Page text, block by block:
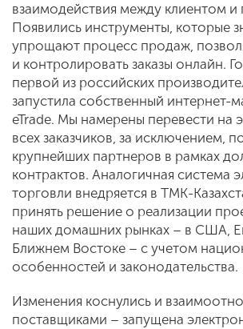
взаимодействия между клиентом
Появились инструменты, которые
упрощают процесс продаж,
и контролировать заказы онлайн.
первой из российских
запустила собственный интернет-
eTrade. Мы намерены перевести на
всех заказчиков, за исключением,
крупнейших партнеров в рамках
контрактов. Аналогичная система
торговли внедряется в ТМК-
принять решение о реализации
наших домашних рынках – в США,
Ближнем Востоке – с учетом
особенностей и законодательства.
Изменения коснулись и
поставщиками – запущена